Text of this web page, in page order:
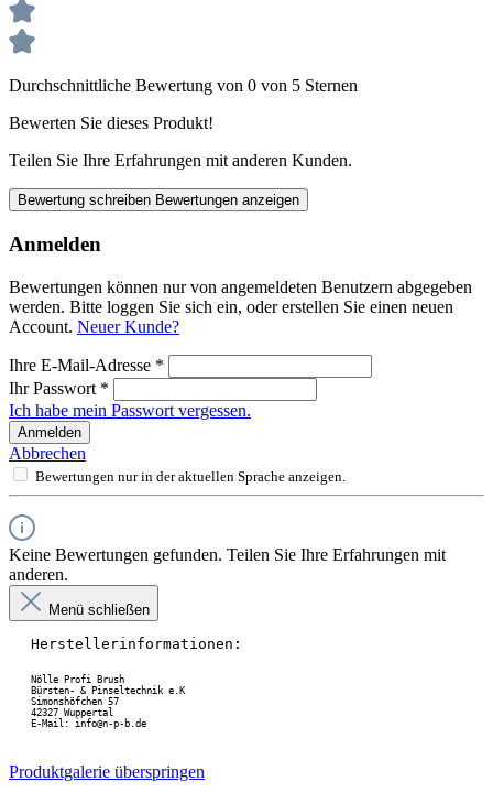
Durchschnittliche Bewertung von 0 von 5 Sternen
Bewerten Sie dieses Produkt!
Teilen Sie Ihre Erfahrungen mit anderen Kunden.
Bewertung schreiben Bewertungen anzeigen
Anmelden
Bewertungen können nur von angemeldeten Benutzern abgegeben
werden. Bitte loggen Sie sich ein, oder erstellen Sie einen neuen
Account. Neuer Kunde?
Ihre E-Mail-Adresse *
Ihr Passwort *
Ich habe mein Passwort vergessen.
Anmelden
Abbrechen
Bewertungen nur in der aktuellen Sprache anzeigen.
Keine Bewertungen gefunden. Teilen Sie Ihre Erfahrungen mit
anderen.
Menü schließen
Herstellerinformationen:
Nölle Profi Brush
Bürsten- & Pinseltechnik e.K
Simonshöfchen 57
42327 Wuppertal
E-Mail: info@n-p-b.de
Produktgalerie überspringen